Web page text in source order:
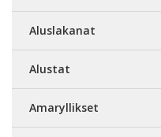
Aluslakanat
Alustat
Amaryllikset